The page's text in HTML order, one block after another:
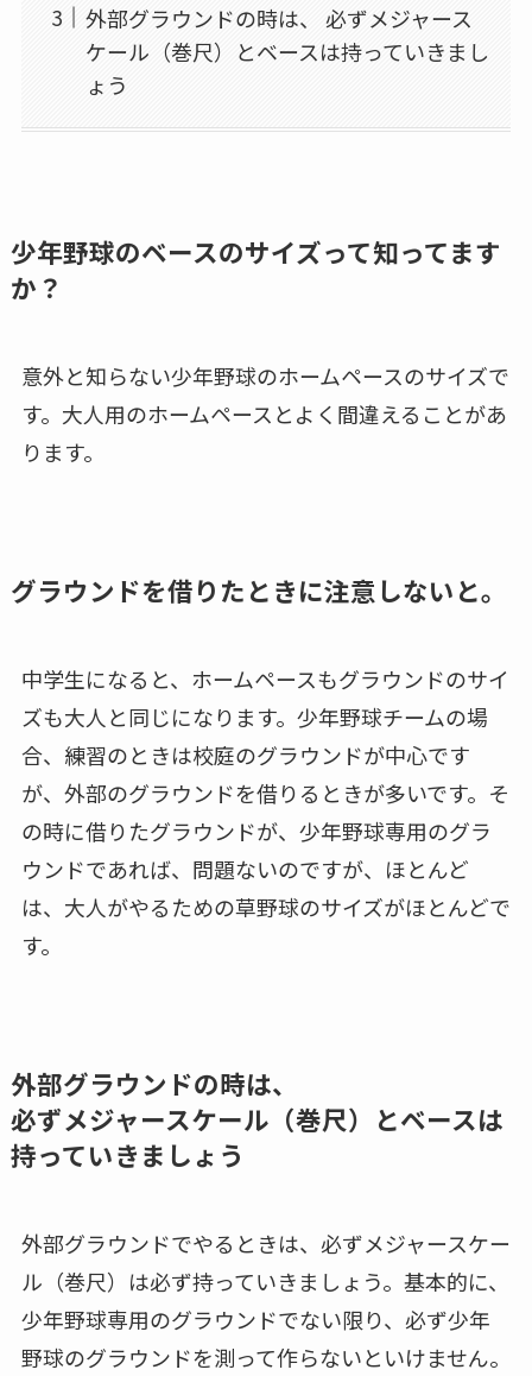
外部グラウンドの時は、 必ずメジャース
ケール（巻尺）とベースは持っていきまし
ょう
少年野球のベースのサイズって知ってます
か？
意外と知らない少年野球のホームペースのサイズで
す。大人用のホームペースとよく間違えることがあ
ります。
グラウンドを借りたときに注意しないと。
中学生になると、ホームペースもグラウンドのサイ
ズも大人と同じになります。少年野球チームの場
合、練習のときは校庭のグラウンドが中心です
が、外部のグラウンドを借りるときが多いです。そ
の時に借りたグラウンドが、少年野球専用のグラ
ウンドであれば、問題ないのですが、ほとんど
は、大人がやるための草野球のサイズがほとんどで
す。
外部グラウンドの時は、
必ずメジャースケール（巻尺）とベースは
持っていきましょう
外部グラウンドでやるときは、必ずメジャースケー
ル（巻尺）は必ず持っていきましょう。基本的に、
少年野球専用のグラウンドでない限り、必ず少年
野球のグラウンドを測って作らないといけません。